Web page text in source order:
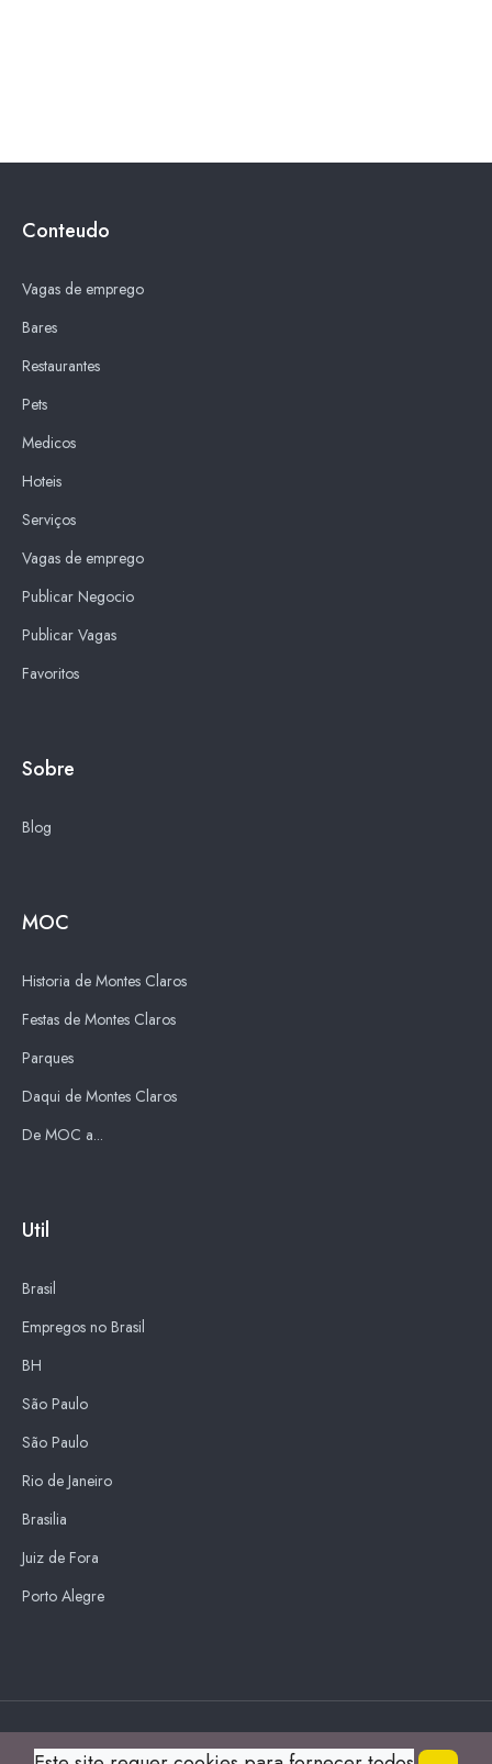
Conteudo
Vagas de emprego
Bares
Restaurantes
Pets
Medicos
Hoteis
Serviços
Vagas de emprego
Publicar Negocio
Publicar Vagas
Favoritos
Sobre
Blog
MOC
Historia de Montes Claros
Festas de Montes Claros
Parques
Daqui de Montes Claros
De MOC a...
Util
Brasil
Empregos no Brasil
BH
São Paulo
São Paulo
Rio de Janeiro
Brasilia
Juiz de Fora
Porto Alegre
Blue Sky